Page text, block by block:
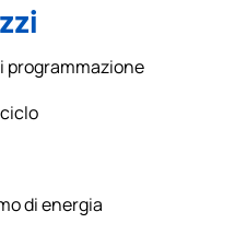
programmazione
di energia